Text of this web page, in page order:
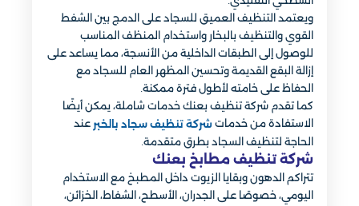
ويعتمد التنظيف العميق للسجاد على الدمج بين الشفط
القوي والتنظيف بالبخار واستخدام المنظف المناسب
للوصول إلى الطبقات الداخلية من الأنسجة، مما يساعد على
إزالة البقع القديمة وتحسين المظهر العام للسجاد مع
الحفاظ على خامته لأطول فترة ممكنة.
كما تقدم شركة تنظيف بعنك خدمات شاملة، يمكن أيضًا
الاستفادة من خدمات شركة تنظيف سجاد بالخبر عند
الحاجة لتنظيف السجاد بطرق متقدمة.
شركة تنظيف مطابخ بعنك
تتراكم الدهون وبقايا الزيوت داخل المطبخ مع الاستخدام
اليومي، خصوصًا على الجدران، الأسطح، الشفاط، الخزائن،